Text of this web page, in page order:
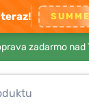
teraz!
zadarmo nad